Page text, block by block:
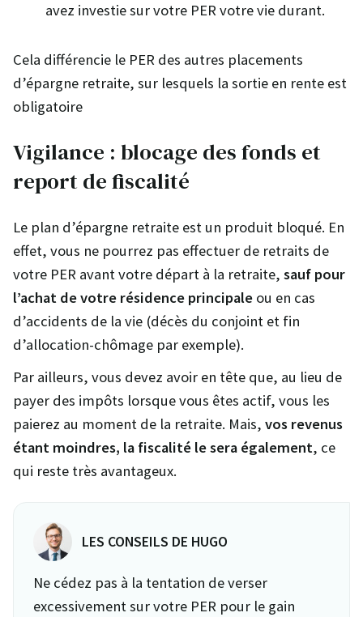
avez investie sur votre PER votre vie durant.
Cela différencie le PER des autres placements
d’épargne retraite, sur lesquels la sortie en rente est
obligatoire
Vigilance : blocage des fonds et
report de fiscalité
Le plan d’épargne retraite est un produit bloqué. En
effet, vous ne pourrez pas effectuer de retraits de
votre PER avant votre départ à la retraite, sauf pour
l’achat de votre résidence principale ou en cas
d’accidents de la vie (décès du conjoint et fin
d’allocation-chômage par exemple).
Par ailleurs, vous devez avoir en tête que, au lieu de
payer des impôts lorsque vous êtes actif, vous les
paierez au moment de la retraite. Mais, vos revenus
étant moindres, la fiscalité le sera également, ce
qui reste très avantageux.
LES CONSEILS DE HUGO
Ne cédez pas à la tentation de verser
excessivement sur votre PER pour le gain